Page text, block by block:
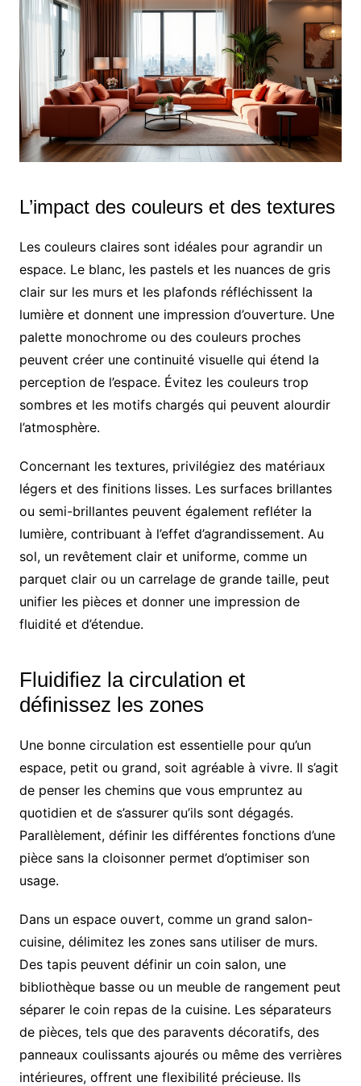
L’impact des couleurs et des textures
Les couleurs claires sont idéales pour agrandir un
espace. Le blanc, les pastels et les nuances de gris
clair sur les murs et les plafonds réfléchissent la
lumière et donnent une impression d’ouverture. Une
palette monochrome ou des couleurs proches
peuvent créer une continuité visuelle qui étend la
perception de l’espace. Évitez les couleurs trop
sombres et les motifs chargés qui peuvent alourdir
l’atmosphère.
Concernant les textures, privilégiez des matériaux
légers et des finitions lisses. Les surfaces brillantes
ou semi-brillantes peuvent également refléter la
lumière, contribuant à l’effet d’agrandissement. Au
sol, un revêtement clair et uniforme, comme un
parquet clair ou un carrelage de grande taille, peut
unifier les pièces et donner une impression de
fluidité et d’étendue.
Fluidifiez la circulation et
définissez les zones
Une bonne circulation est essentielle pour qu’un
espace, petit ou grand, soit agréable à vivre. Il s’agit
de penser les chemins que vous empruntez au
quotidien et de s’assurer qu’ils sont dégagés.
Parallèlement, définir les différentes fonctions d’une
pièce sans la cloisonner permet d’optimiser son
usage.
Dans un espace ouvert, comme un grand salon-
cuisine, délimitez les zones sans utiliser de murs.
Des tapis peuvent définir un coin salon, une
bibliothèque basse ou un meuble de rangement peut
séparer le coin repas de la cuisine. Les séparateurs
de pièces, tels que des paravents décoratifs, des
panneaux coulissants ajourés ou même des verrières
intérieures, offrent une flexibilité précieuse. Ils